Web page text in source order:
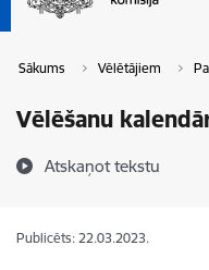
Sākums Vēlētājiem
Vēlēšanu
Atskaņot tekstu
Publicēts: 22.03.2023.